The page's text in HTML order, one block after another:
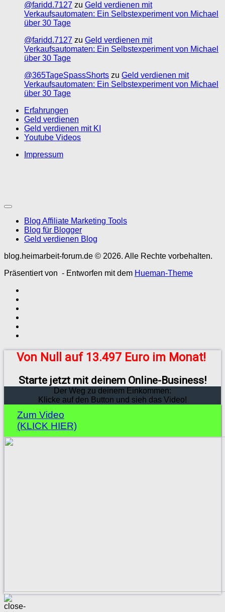
@faridd.7127 zu Geld verdienen mit
Verkaufsautomaten: Ein Selbstexperiment von Michael
über 30 Tage
@faridd.7127 zu Geld verdienen mit
Verkaufsautomaten: Ein Selbstexperiment von Michael
über 30 Tage
@365TageSpassShorts zu Geld verdienen mit
Verkaufsautomaten: Ein Selbstexperiment von Michael
über 30 Tage
Erfahrungen
Geld verdienen
Geld verdienen mit KI
Youtube Videos
Impressum
Blog Affiliate Marketing Tools
Blog für Blogger
Geld verdienen Blog
blog.heimarbeit-forum.de © 2026. Alle Rechte vorbehalten.
Präsentiert von - Entworfen mit dem Hueman-Theme
Von Null auf 13.497 Euro im Monat!
Starte jetzt mit deinem Online-Business!
Der Weg zu deinem Einkommen:
Klicke auf den Button und sieh das Video!
Zum Video
(KLICK HIER)